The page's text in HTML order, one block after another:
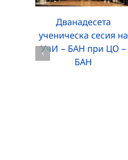
Дванадесета
ученическа сесия на
УчИ – БАН при ЦО –
БАН